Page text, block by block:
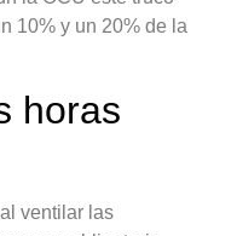
10% y un 20% de la
horas
ventilar las